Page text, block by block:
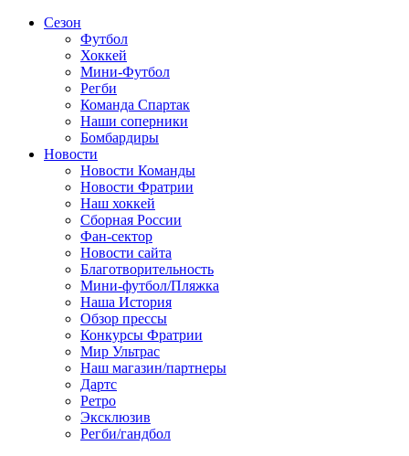
Сезон
Футбол
Хоккей
Мини-Футбол
Регби
Команда Спартак
Наши соперники
Бомбардиры
Новости
Новости Команды
Новости Фратрии
Наш хоккей
Сборная России
Фан-cектор
Новости сайта
Благотворительность
Мини-футбол/Пляжка
Наша История
Обзор прессы
Конкурсы Фратрии
Мир Ультрас
Наш магазин/партнеры
Дартс
Ретро
Эксклюзив
Регби/гандбол